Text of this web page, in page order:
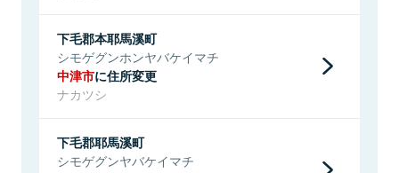
下毛郡本耶馬溪町
シモゲグンホンヤバケイマチ
中津市に住所変更
ナカツシ
下毛郡耶馬溪町
シモゲグンヤバケイマチ